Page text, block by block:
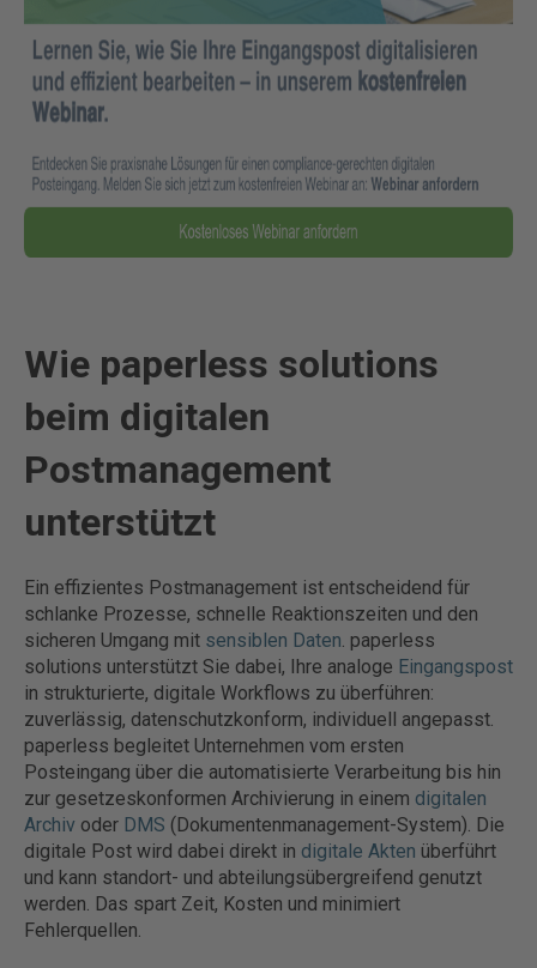
Wie paperless solutions
beim digitalen
Postmanagement
unterstützt
Ein effizientes Postmanagement ist entscheidend für
schlanke Prozesse, schnelle Reaktionszeiten und den
sicheren Umgang mit sensiblen Daten. paperless
solutions unterstützt Sie dabei, Ihre analoge Eingangspost
in strukturierte, digitale Workflows zu überführen:
zuverlässig, datenschutzkonform, individuell angepasst.
paperless begleitet Unternehmen vom ersten
Posteingang über die automatisierte Verarbeitung bis hin
zur gesetzeskonformen Archivierung in einem digitalen
Archiv oder DMS (Dokumentenmanagement-System). Die
digitale Post wird dabei direkt in digitale Akten überführt
und kann standort- und abteilungsübergreifend genutzt
werden. Das spart Zeit, Kosten und minimiert
Fehlerquellen.